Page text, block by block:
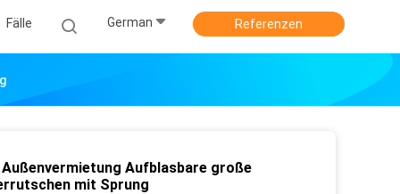
Fälle German Referenzen
Aufblasbare große
mit Sprung